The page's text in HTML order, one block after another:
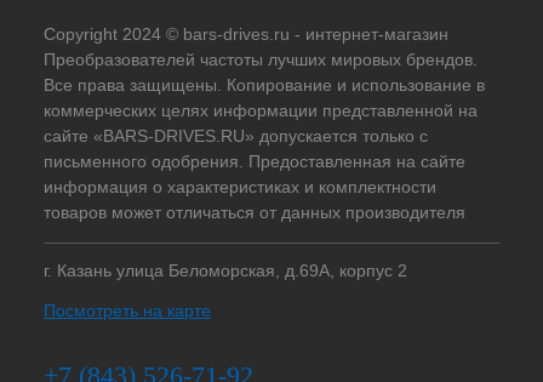
Copyright 2024 © bars-drives.ru - интернет-магазин
Преобразователей частоты лучших мировых брендов.
Все права защищены. Копирование и использование в
коммерческих целях информации представленной на
сайте «BARS-DRIVES.RU» допускается только с
письменного одобрения. Предоставленная на сайте
информация о характеристиках и комплектности
товаров может отличаться от данных производителя
г. Казань улица Беломорская, д.69А, корпус 2
Посмотреть на карте
+7 (843) 526-71-92